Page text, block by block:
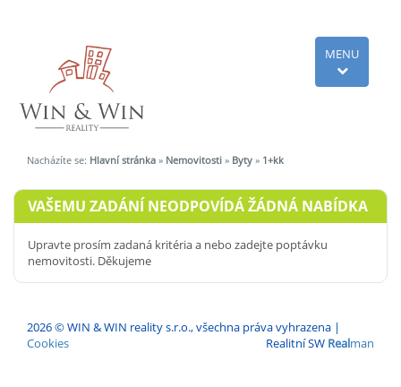
MENU
Nacházíte se: Hlavní stránka » Nemovitosti » Byty » 1+kk
VAŠEMU ZADÁNÍ NEODPOVÍDÁ ŽÁDNÁ NABÍDKA
Upravte prosím zadaná kritéria a nebo zadejte poptávku
nemovitosti. Děkujeme
2026 © WIN & WIN reality s.r.o., všechna práva vyhrazena |
Cookies
Realitní SW Realman